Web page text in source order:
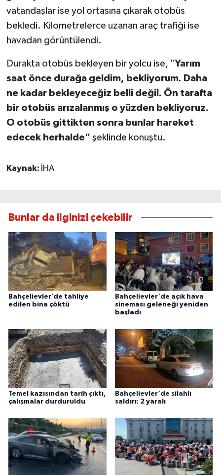
vatandaşlar ise yol ortasına çıkarak otobüs
bekledi. Kilometrelerce uzanan araç trafiği ise
havadan görüntülendi.
Durakta otobüs bekleyen bir yolcu ise, "Yarım
saat önce durağa geldim, bekliyorum. Daha
ne kadar bekleyeceğiz belli değil. Ön tarafta
bir otobüs arızalanmış o yüzden bekliyoruz.
O otobüs gittikten sonra bunlar hareket
edecek herhalde" şeklinde konuştu.
Kaynak: İHA
Bunlar da ilginizi çekebilir
Bahçelievler’de tahliye
edilen bina çöktü
Bahçelievler'de açık hava
sineması geleneği yeniden
başladı
Temel kazısından tarih çıktı,
çalışmalar durduruldu
Bahçelievler'de silahlı
saldırı: 2 yaralı